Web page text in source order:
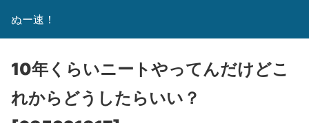
ぬー速！
10年くらいニートやってんだけどこ
れからどうしたらいい？